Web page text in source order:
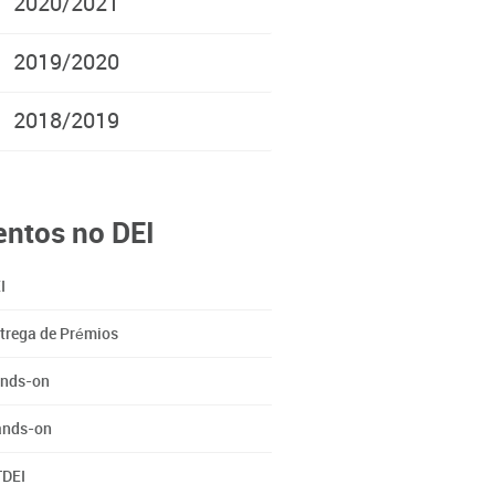
2019/2020
2018/2019
no DEI
de Prémios
on
on